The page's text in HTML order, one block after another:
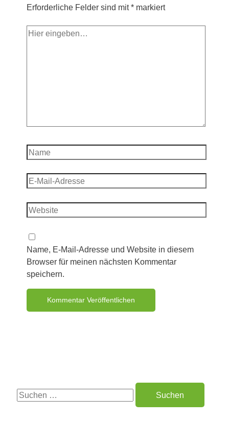
Erforderliche Felder sind mit*markiert
Name, E-Mail-Adresse und Website in diesem
Browser für meinen nächsten Kommentar
speichern.